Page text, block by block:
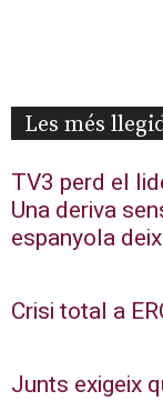
Les més
TV3 perd el
Una deriva
espanyola
Crisi total a
Junts exigeix